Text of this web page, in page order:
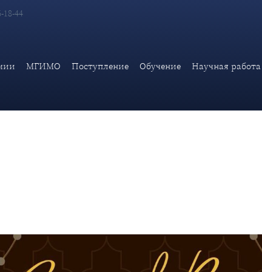
18-44
МГИМО Поступление Обучение Научная работа